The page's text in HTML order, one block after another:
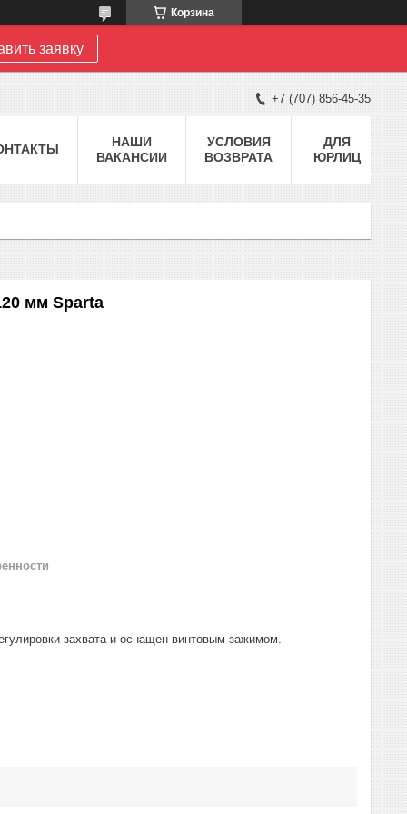
Корзина
заявку
+7 (707) 856-45-35
НАШИ
ВАКАНСИИ
УСЛОВИЯ
ВОЗВРАТА
ДЛЯ
ЮРЛИЦ
мм Sparta
захвата и оснащен винтовым зажимом.